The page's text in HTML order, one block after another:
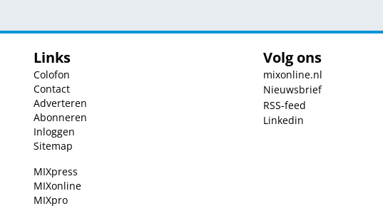
Links
Colofon
Contact
Adverteren
Abonneren
Inloggen
Sitemap
MIXpress
MIXonline
MIXpro
Volg ons
mixonline.nl
Nieuwsbrief
RSS-feed
Linkedin